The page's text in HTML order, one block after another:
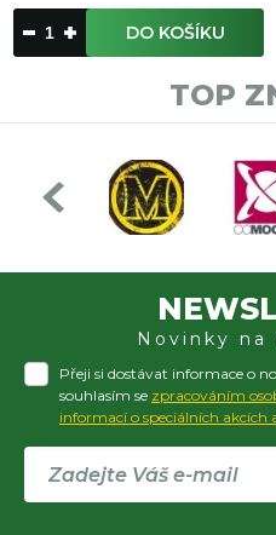
DO KOŠÍKU
TOP
Novinky na
Přeji si dostávat informace o
souhlasím se zpracováním
informací o speciálních akcích